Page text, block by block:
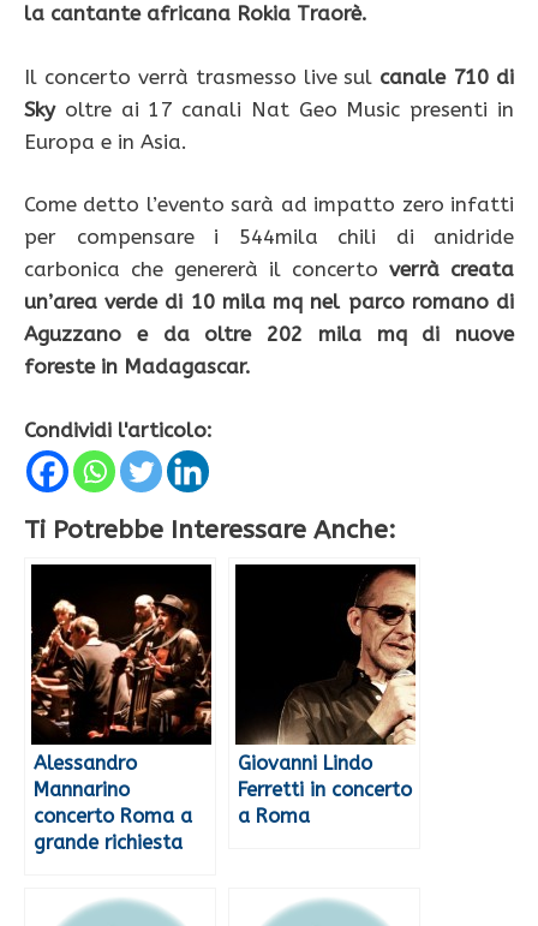
la cantante africana Rokia Traorè.
Il concerto verrà trasmesso live sul canale 710 di
Skyoltre ai 17 canali Nat Geo Music presenti in
Europa e in Asia.
Come detto l’evento sarà ad impatto zero infatti
per compensare i 544mila chili di anidride
carbonica che genererà il concerto verrà creata
un’area verde di 10 mila mq nel parco romano di
Aguzzano e da oltre 202 mila mq di nuove
foreste in Madagascar.
Condividi l'articolo:
Ti Potrebbe Interessare Anche:
Alessandro
Mannarino
concerto Roma a
grande richiesta
Giovanni Lindo
Ferretti in concerto
a Roma